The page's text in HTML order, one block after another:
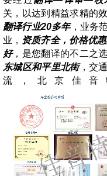
关，以达到精益求精的
翻译行业20多年，业务
业， 资质齐全，价格优惠
好，是您翻译的不二之
东城区和平里北街，交
流，北京佳音